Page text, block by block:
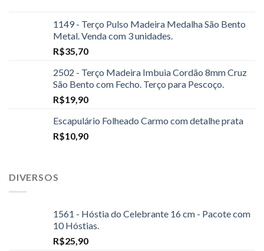
1149 - Terço Pulso Madeira Medalha São Bento
Metal. Venda com 3 unidades.
R$35,70
2502 - Terço Madeira Imbuia Cordão 8mm Cruz
São Bento com Fecho. Terço para Pescoço.
R$19,90
Escapulário Folheado Carmo com detalhe prata
R$10,90
DIVERSOS
1561 - Hóstia do Celebrante 16 cm - Pacote com
10 Hóstias.
R$25,90